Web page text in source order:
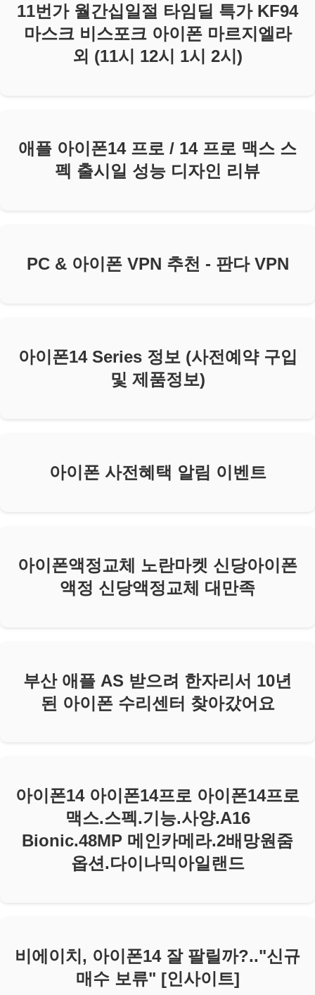
11번가 월간십일절 타임딜 특가 KF94
마스크 비스포크 아이폰 마르지엘라
외 (11시 12시 1시 2시)
애플 아이폰14 프로 / 14 프로 맥스 스
펙 출시일 성능 디자인 리뷰
PC & 아이폰 VPN 추천 - 판다 VPN
아이폰14 Series 정보 (사전예약 구입
및 제품정보)
아이폰 사전혜택 알림 이벤트
아이폰액정교체 노란마켓 신당아이폰
액정 신당액정교체 대만족
부산 애플 AS 받으려 한자리서 10년
된 아이폰 수리센터 찾아갔어요
아이폰14 아이폰14프로 아이폰14프로
맥스.스펙.기능.사양.A16
Bionic.48MP 메인카메라.2배망원줌
옵션.다이나믹아일랜드
비에이치, 아이폰14 잘 팔릴까?.."신규
매수 보류" [인사이트]